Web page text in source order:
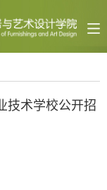
技术学校公开招